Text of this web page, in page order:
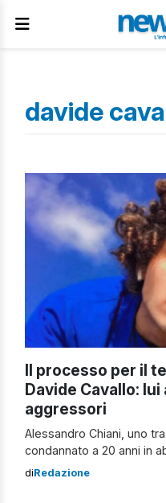
davide
Il processo per il
Davide Cavallo:
aggressori
Alessandro Chiani, uno
condannato a 20 anni in
diRedazione